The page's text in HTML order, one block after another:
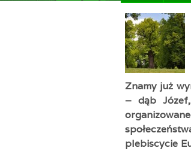
Znamy już
– dąb
plebiscycie